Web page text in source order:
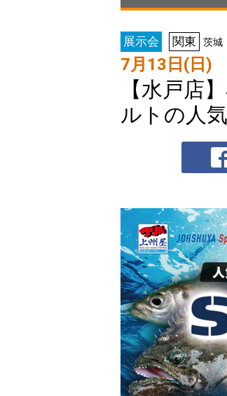
展示会 関東 茨城
7月13日(日)
【水戸店
ルトの人